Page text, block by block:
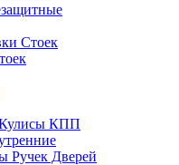
Стоек
Кулисы КПП
Ручек Дверей